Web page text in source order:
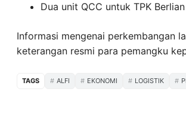
Dua unit QCC untuk TPK
Informasi mengenai perkembangan
keterangan resmi para pemangku
TAGS ALFI EKONOMI LOGISTIK